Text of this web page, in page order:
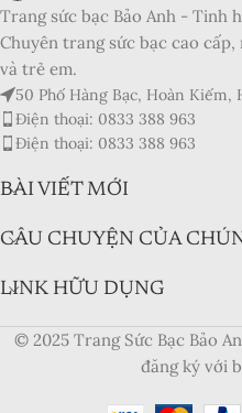
Trang sức bạc Bảo Anh - Tinh
Chuyên trang sức bạc cao
và trẻ em.
50 Phố Hàng Bạc, Hoàn Kiếm,
Điện thoại: 0833 388 963
Điện thoại: 0833 388 963
BÀI VIẾT MỚI
CÂU CHUYỆN CỦA
LINK HỮU DỤNG
© 2025 Trang Sức Bạc Bảo
đăng ký với